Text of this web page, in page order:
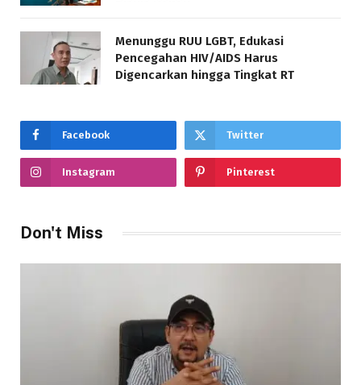
Menunggu RUU LGBT, Edukasi
Pencegahan HIV/AIDS Harus
Digencarkan hingga Tingkat RT
Facebook Twitter
Instagram Pinterest
Don't Miss